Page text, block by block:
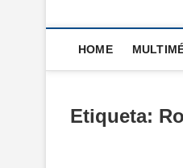
HOME
Etiqueta: